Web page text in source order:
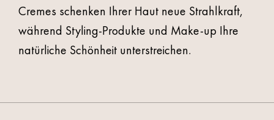
Cremes schenken Ihrer Haut neue Strahlkraft,
während Styling-Produkte und Make-up Ihre
natürliche Schönheit unterstreichen.